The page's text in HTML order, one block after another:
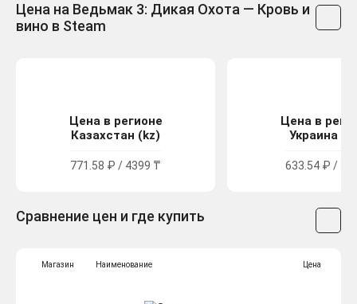
Цена на Ведьмак 3: Дикая Охота — Кровь и
вино в Steam
Цена в регионе
Казахстан (kz)
771.58 ₽ / 4399 ₸
Цена в
Украина
633.54 ₽ /
Сравнение цен и где купить
Магазин Наименование Цена